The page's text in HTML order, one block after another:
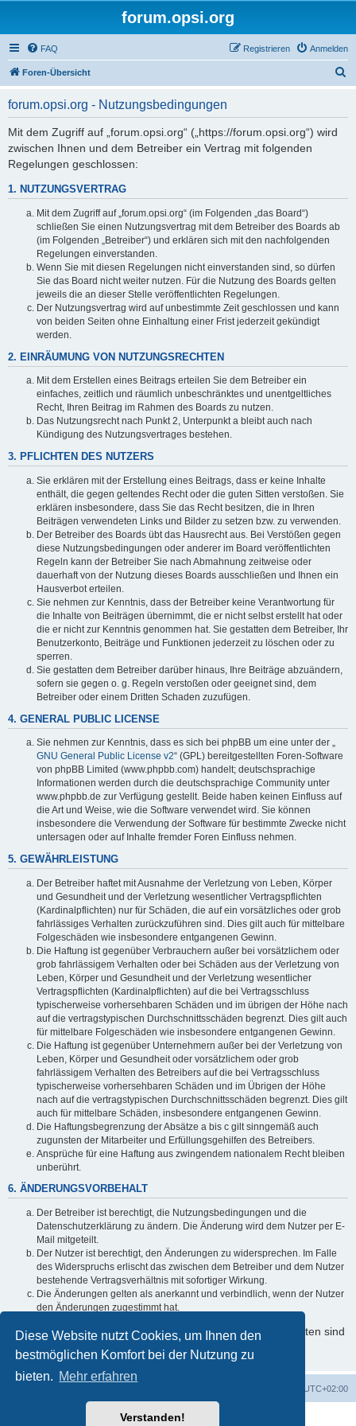
Diese Website nutzt Cookies, um Ihnen den
bestmöglichen Komfort bei der Nutzung zu
bieten. Mehr erfahren
Verstanden!
forum.opsi.org
FAQ Anmelden
Registrieren
Foren-Übersicht
forum.opsi.org - Nutzungsbedingungen
Mit dem Zugriff auf „forum.opsi.org“ („https://forum.opsi.org“) wird
zwischen Ihnen und dem Betreiber ein Vertrag mit folgenden
Regelungen geschlossen:
1. NUTZUNGSVERTRAG
Mit dem Zugriff auf „forum.opsi.org“ (im Folgenden „das Board“)
schließen Sie einen Nutzungsvertrag mit dem Betreiber des Boards ab
(im Folgenden „Betreiber“) und erklären sich mit den nachfolgenden
Regelungen einverstanden.
Wenn Sie mit diesen Regelungen nicht einverstanden sind, so dürfen
Sie das Board nicht weiter nutzen. Für die Nutzung des Boards gelten
jeweils die an dieser Stelle veröffentlichten Regelungen.
Der Nutzungsvertrag wird auf unbestimmte Zeit geschlossen und kann
von beiden Seiten ohne Einhaltung einer Frist jederzeit gekündigt
werden.
2. EINRÄUMUNG VON NUTZUNGSRECHTEN
Mit dem Erstellen eines Beitrags erteilen Sie dem Betreiber ein
einfaches, zeitlich und räumlich unbeschränktes und unentgeltliches
Recht, Ihren Beitrag im Rahmen des Boards zu nutzen.
Das Nutzungsrecht nach Punkt 2, Unterpunkt a bleibt auch nach
Kündigung des Nutzungsvertrages bestehen.
3. PFLICHTEN DES NUTZERS
Sie erklären mit der Erstellung eines Beitrags, dass er keine Inhalte
enthält, die gegen geltendes Recht oder die guten Sitten verstoßen. Sie
erklären insbesondere, dass Sie das Recht besitzen, die in Ihren
Beiträgen verwendeten Links und Bilder zu setzen bzw. zu verwenden.
Der Betreiber des Boards übt das Hausrecht aus. Bei Verstößen gegen
diese Nutzungsbedingungen oder anderer im Board veröffentlichten
Regeln kann der Betreiber Sie nach Abmahnung zeitweise oder
dauerhaft von der Nutzung dieses Boards ausschließen und Ihnen ein
Hausverbot erteilen.
Sie nehmen zur Kenntnis, dass der Betreiber keine Verantwortung für
die Inhalte von Beiträgen übernimmt, die er nicht selbst erstellt hat oder
die er nicht zur Kenntnis genommen hat. Sie gestatten dem Betreiber, Ihr
Benutzerkonto, Beiträge und Funktionen jederzeit zu löschen oder zu
sperren.
Sie gestatten dem Betreiber darüber hinaus, Ihre Beiträge abzuändern,
sofern sie gegen o. g. Regeln verstoßen oder geeignet sind, dem
Betreiber oder einem Dritten Schaden zuzufügen.
4. GENERAL PUBLIC LICENSE
Sie nehmen zur Kenntnis, dass es sich bei phpBB um eine unter der „
GNU General Public License v2“ (GPL) bereitgestellten Foren-Software
von phpBB Limited (www.phpbb.com) handelt; deutschsprachige
Informationen werden durch die deutschsprachige Community unter
www.phpbb.de zur Verfügung gestellt. Beide haben keinen Einfluss auf
die Art und Weise, wie die Software verwendet wird. Sie können
insbesondere die Verwendung der Software für bestimmte Zwecke nicht
untersagen oder auf Inhalte fremder Foren Einfluss nehmen.
5. GEWÄHRLEISTUNG
Der Betreiber haftet mit Ausnahme der Verletzung von Leben, Körper
und Gesundheit und der Verletzung wesentlicher Vertragspflichten
(Kardinalpflichten) nur für Schäden, die auf ein vorsätzliches oder grob
fahrlässiges Verhalten zurückzuführen sind. Dies gilt auch für mittelbare
Folgeschäden wie insbesondere entgangenen Gewinn.
Die Haftung ist gegenüber Verbrauchern außer bei vorsätzlichem oder
grob fahrlässigem Verhalten oder bei Schäden aus der Verletzung von
Leben, Körper und Gesundheit und der Verletzung wesentlicher
Vertragspflichten (Kardinalpflichten) auf die bei Vertragsschluss
typischerweise vorhersehbaren Schäden und im übrigen der Höhe nach
auf die vertragstypischen Durchschnittsschäden begrenzt. Dies gilt auch
für mittelbare Folgeschäden wie insbesondere entgangenen Gewinn.
Die Haftung ist gegenüber Unternehmern außer bei der Verletzung von
Leben, Körper und Gesundheit oder vorsätzlichem oder grob
fahrlässigem Verhalten des Betreibers auf die bei Vertragsschluss
typischerweise vorhersehbaren Schäden und im Übrigen der Höhe
nach auf die vertragstypischen Durchschnittsschäden begrenzt. Dies gilt
auch für mittelbare Schäden, insbesondere entgangenen Gewinn.
Die Haftungsbegrenzung der Absätze a bis c gilt sinngemäß auch
zugunsten der Mitarbeiter und Erfüllungsgehilfen des Betreibers.
Ansprüche für eine Haftung aus zwingendem nationalem Recht bleiben
unberührt.
6. ÄNDERUNGSVORBEHALT
Der Betreiber ist berechtigt, die Nutzungsbedingungen und die
Datenschutzerklärung zu ändern. Die Änderung wird dem Nutzer per E-
Mail mitgeteilt.
Der Nutzer ist berechtigt, den Änderungen zu widersprechen. Im Falle
des Widerspruchs erlischt das zwischen dem Betreiber und dem Nutzer
bestehende Vertragsverhältnis mit sofortiger Wirkung.
Die Änderungen gelten als anerkannt und verbindlich, wenn der Nutzer
den Änderungen zugestimmt hat.
Informationen über den Umgang mit Ihren persönlichen Daten sind
in der Datenschutzerklärung enthalten.
UTC+02:00
Powered byphpBB® Forum Software © phpBB Limited